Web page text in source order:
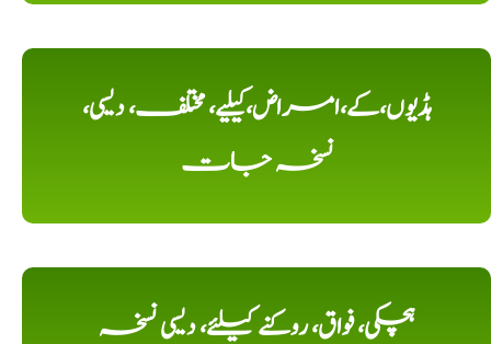
ہڈیوں،کے،امراض،کیلیے، مختلف، دیسی،
نسخہ جات
ہچکی، فواق، روکنے کیلئے، دیسی نسخہ